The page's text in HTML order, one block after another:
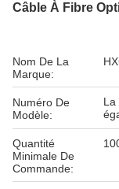
Câble À Fibre
Nom De La
Marque:
Numéro De
Modèle:
La
Quantité
Minimale De
Commande: